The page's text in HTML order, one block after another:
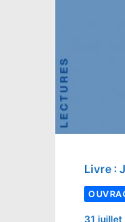
Livre :
31 juillet